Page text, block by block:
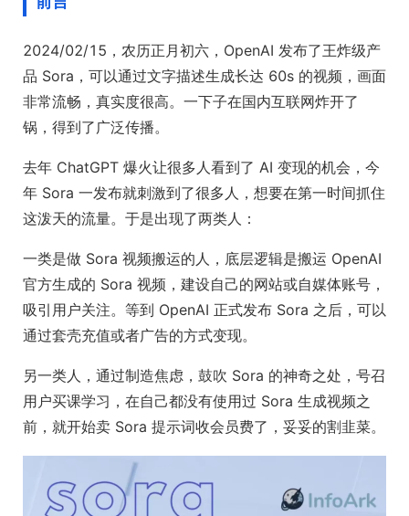
2024/02/15，农历正月初六，OpenAI 发布了王炸级产
品 Sora，可以通过文字描述生成长达 60s 的视频，画面
非常流畅，真实度很高。一下子在国内互联网炸开了
锅，得到了广泛传播。
去年 ChatGPT 爆火让很多人看到了 AI 变现的机会，今
年 Sora 一发布就刺激到了很多人，想要在第一时间抓住
这泼天的流量。于是出现了两类人：
一类是做 Sora 视频搬运的人，底层逻辑是搬运 OpenAI
官方生成的 Sora 视频，建设自己的网站或自媒体账号，
吸引用户关注。等到 OpenAI 正式发布 Sora 之后，可以
通过套壳充值或者广告的方式变现。
另一类人，通过制造焦虑，鼓吹 Sora 的神奇之处，号召
用户买课学习，在自己都没有使用过 Sora 生成视频之
前，就开始卖 Sora 提示词收会员费了，妥妥的割韭菜。